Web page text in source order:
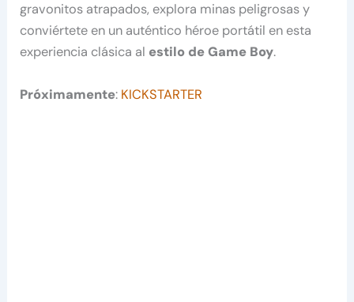
gravonitos atrapados, explora minas peligrosas y
conviértete en un auténtico héroe portátil en esta
experiencia clásica al estilo de Game Boy.
Próximamente: KICKSTARTER